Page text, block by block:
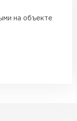
на объекте